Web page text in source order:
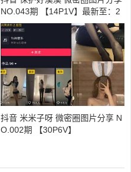
NO.043期 【14P1V】最新至：2
025.3.9
抖音 米米子呀 微密圈图片分享 N
O.002期 【30P6V】